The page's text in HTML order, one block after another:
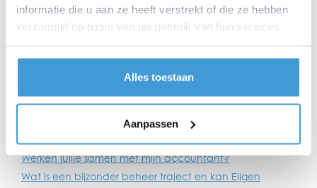
informatie die u aan ze heeft verstrekt of die ze hebben
verzameld op basis van uw gebruik van hun services.
Alles toestaan
Aanpassen
Wat is het verschil tussen Eijgen Finance en een
overnamebemiddelaar of accountant?
Wanneer is het slim om begeleiding in te schakelen?
Wat kost aankoopbegeleiding bij jullie?
Hoeveel kan ik gefinancierd krijgen bij een overname?
Werken jullie samen met mijn accountant?
Wat is een bijzonder beheer traject en kan Eijgen